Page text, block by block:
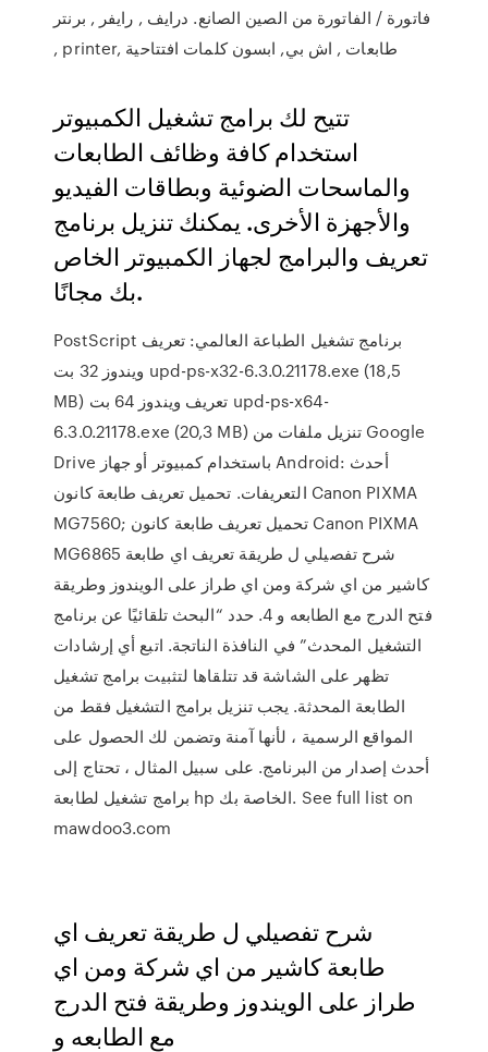
فاتورة / الفاتورة من الصين الصانع. درايف , رايفر , برنتر
, printer, طابعات , اش بي, ابسون كلمات افتتاحية
تتيح لك برامج تشغيل الكمبيوتر
استخدام كافة وظائف الطابعات
والماسحات الضوئية وبطاقات الفيديو
والأجهزة الأخرى. يمكنك تنزيل برنامج
تعريف والبرامج لجهاز الكمبيوتر الخاص
بك مجانًا.
PostScript برنامج تشغيل الطباعة العالمي: تعريف
ويندوز 32 بت upd-ps-x32-6.3.0.21178.exe (18,5
MB) تعريف ويندوز 64 بت upd-ps-x64-
6.3.0.21178.exe (20,3 MB) تنزيل ملفات من Google
Drive باستخدام كمبيوتر أو جهاز Android: أحدث
التعريفات. تحميل تعريف طابعة كانون Canon PIXMA
MG7560; تحميل تعريف طابعة كانون Canon PIXMA
MG6865 شرح تفصيلي ل طريقة تعريف اي طابعة
كاشير من اي شركة ومن اي طراز على الويندوز وطريقة
فتح الدرج مع الطابعه و 4. حدد “البحث تلقائيًا عن برنامج
التشغيل المحدث” في النافذة الناتجة. اتبع أي إرشادات
تظهر على الشاشة قد تتلقاها لتثبيت برامج تشغيل
الطابعة المحدثة. يجب تنزيل برامج التشغيل فقط من
المواقع الرسمية ، لأنها آمنة وتضمن لك الحصول على
أحدث إصدار من البرنامج. على سبيل المثال ، تحتاج إلى
برامج تشغيل لطابعة hp الخاصة بك. See full list on
mawdoo3.com
شرح تفصيلي ل طريقة تعريف اي
طابعة كاشير من اي شركة ومن اي
طراز على الويندوز وطريقة فتح الدرج
مع الطابعه و